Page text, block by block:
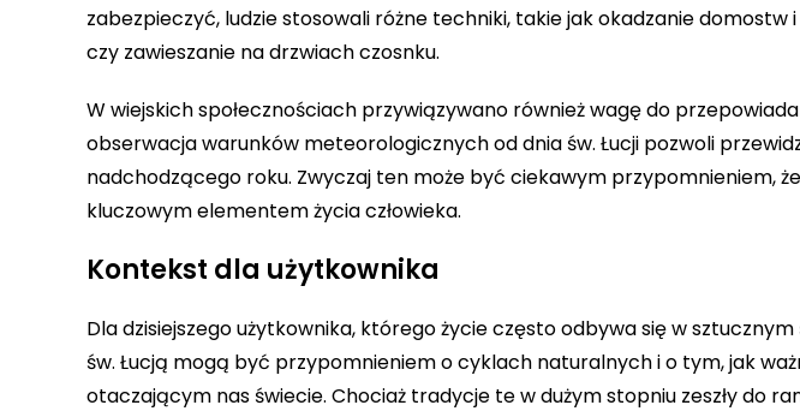
zabezpieczyć, ludzie stosowali różne techniki, takie jak okadzanie domostw
czy zawieszanie na drzwiach czosnku.
W wiejskich społecznościach przywiązywano również wagę do
obserwacja warunków meteorologicznych od dnia św. Łucji pozwoli
nadchodzącego roku. Zwyczaj ten może być ciekawym przypomnieniem,
kluczowym elementem życia człowieka.
Kontekst dla użytkownika
Dla dzisiejszego użytkownika, którego życie często odbywa się w
św. Łucją mogą być przypomnieniem o cyklach naturalnych i o tym, jak
otaczającym nas świecie. Chociaż tradycje te w dużym stopniu zeszły do